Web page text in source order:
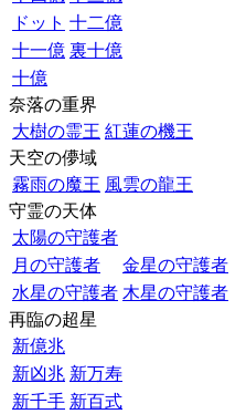
ドット 十二億
十一億 裏十億
十億
奈落の重界
大樹の霊王 紅蓮の機王
天空の儚域
霧雨の魔王 風雲の龍王
守霊の天体
太陽の守護者
月の守護者
金星の守護者
水星の守護者 木星の守護者
再臨の超星
新億兆
新凶兆 新万寿
新千手 新百式